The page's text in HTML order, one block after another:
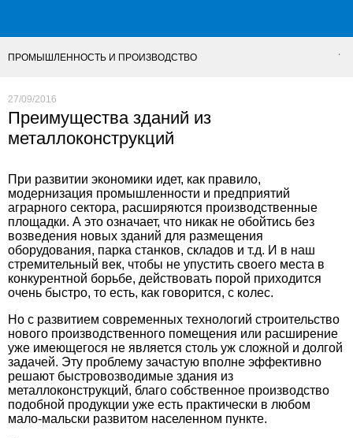
ПРОМЫШЛЕННОСТЬ И ПРОИЗВОДСТВО
27/09/2016
Преимущества зданий из
металлоконструкций
При развитии экономики идет, как правило,
модернизация промышленности и предприятий
аграрного сектора, расширяются производственные
площадки. А это означает, что никак не обойтись без
возведения новых зданий для размещения
оборудования, парка станков, складов и т.д. И в наш
стремительный век, чтобы не упустить своего места в
конкурентной борьбе, действовать порой приходится
очень быстро, то есть, как говорится, с колес.
Но с развитием современных технологий строительство
нового производственного помещения или расширение
уже имеющегося не является столь уж сложной и долгой
задачей. Эту проблему зачастую вполне эффективно
решают быстровозводимые здания из
металлоконструкций, благо собственное производство
подобной продукции уже есть практически в любом
мало-мальски развитом населенном пункте.